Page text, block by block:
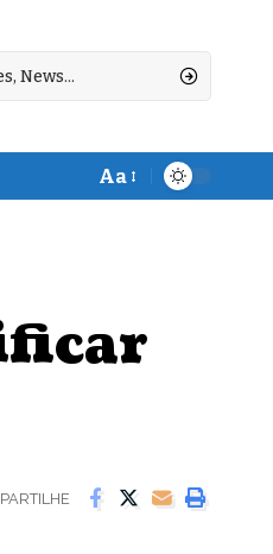
Font
Aa